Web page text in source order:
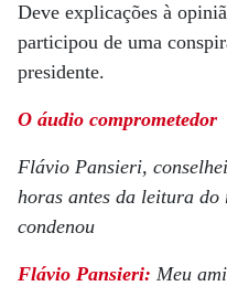
Deve explicações à
participou de uma
presidente.
O áudio comprometedor
Flávio Pansieri,
horas antes da leitura
condenou
Flávio Pansieri: Meu